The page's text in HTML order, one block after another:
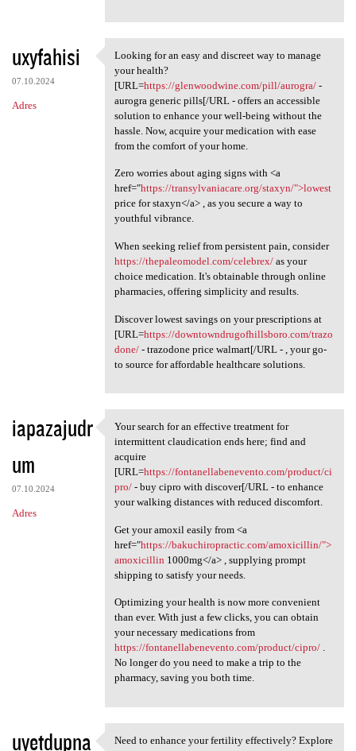
uxyfahisi
07.10.2024
Adres
Looking for an easy and
Looking for an easy and discreet way to manage
your health?
[URL=https://glenwoodwine.com/pill/aurogra/-
aurogra generic pills[/URL - offers an accessible
solution to enhance your well-being without the
hassle. Now, acquire your medication with ease
from the comfort of your home.
Zero worries about aging signs with <a
href="https://transylvaniacare.org/staxyn/">lowest
price for staxyn</a> , as you secure a way to
youthful vibrance.
When seeking relief from persistent pain, consider
https://thepaleomodel.com/celebrex/as your
choice medication. It's obtainable through online
pharmacies, offering simplicity and results.
Discover lowest savings on your prescriptions at
[URL=https://downtowndrugofhillsboro.com/trazo
done/- trazodone price walmart[/URL - , your go-
to source for affordable healthcare solutions.
iapazajudr
um
07.10.2024
Adres
Your search for an effective
Your search for an effective treatment for
intermittent claudication ends here; find and
acquire
[URL=https://fontanellabenevento.com/product/ci
pro/- buy cipro with discover[/URL - to enhance
your walking distances with reduced discomfort.
Get your amoxil easily from <a
href="https://bakuchiropractic.com/amoxicillin/">
amoxicillin 1000mg</a> , supplying prompt
shipping to satisfy your needs.
Optimizing your health is now more convenient
than ever. With just a few clicks, you can obtain
your necessary medications from
https://fontanellabenevento.com/product/cipro/.
No longer do you need to make a trip to the
pharmacy, saving you both time.
uyetdupna
Need to enhance your fertility effectively? Explore